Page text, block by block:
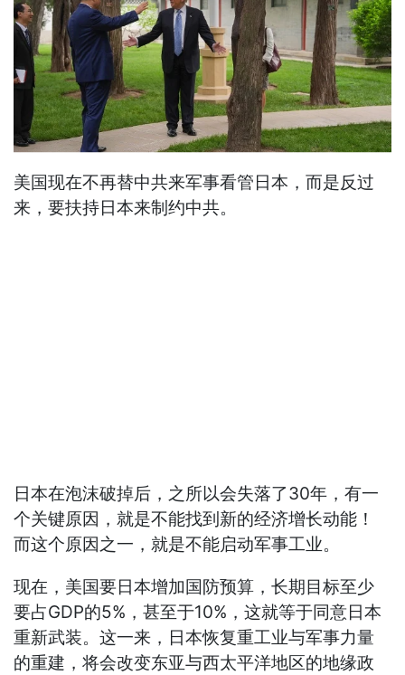
美国现在不再替中共来军事看管日本，而是反过
来，要扶持日本来制约中共。
日本在泡沫破掉后，之所以会失落了30年，有一
个关键原因，就是不能找到新的经济增长动能！
而这个原因之一，就是不能启动军事工业。
现在，美国要日本增加国防预算，长期目标至少
要占GDP的5%，甚至于10%，这就等于同意日本
重新武装。这一来，日本恢复重工业与军事力量
的重建，将会改变东亚与西太平洋地区的地缘政